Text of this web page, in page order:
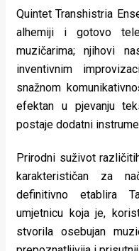
Quintet Transhistria
alhemiji i gotovo
muzičarima; njihovi
inventivnim
snažnom
efektan u pjevanju
postaje dodatni
Prirodni suživot
karakterističan za
definitivno etablira
umjetnicu koja je,
stvorila osebujan